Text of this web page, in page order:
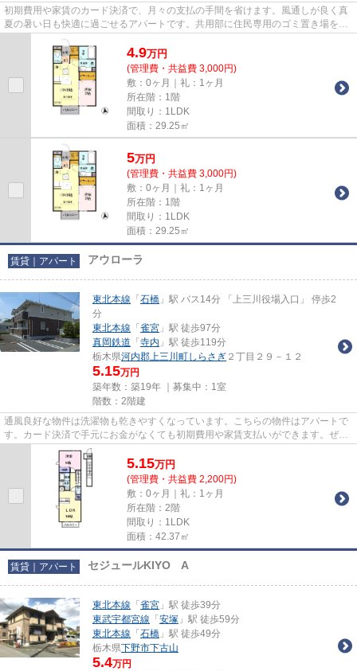
初期費用や家賃のカード決済で、月々の支払の手間を省けます。風通しが良く真
夏の暑い日も快適に過ごせるアパートです。共用部に住民専用のゴミ置き場を備
えているので、面倒なゴミ出...
4.9万円
(管理費・共益費 3,000円)
敷：0ヶ月｜礼：1ヶ月
所在階：1階
間取り：1LDK
面積：29.25㎡
5万円
(管理費・共益費 3,000円)
敷：0ヶ月｜礼：1ヶ月
所在階：1階
間取り：1LDK
面積：29.25㎡
賃貸｜アパート アウローラ
東北本線 「 石橋 」駅 バス14分 「上三川役場入口」 停歩2
分
東北本線 「 雀宮 」駅 徒歩97分
真岡鉄道 「 寺内 」駅 徒歩119分
栃木県河内郡上三川町しらさぎ ２丁目２９－１２
5.15万円
築年数：築19年 ｜募集中： 1室
階数：2階建
通風良好な物件は洗濯物も乾きやすくなっています。こちらの物件はアパートで
す。カード決済で手元にお金がなくても初期費用や家賃支払いができます。ぜひ
一度見ていただきたい、「ア...
5.15万円
(管理費・共益費 2,200円)
敷：0ヶ月｜礼：1ヶ月
所在階：2階
間取り：1LDK
面積：42.37㎡
賃貸｜アパート セジュールKIYO A
東北本線 「 雀宮 」駅 徒歩39分
東武宇都宮線 「 安塚 」駅 徒歩59分
東北本線 「 石橋 」駅 徒歩49分
栃木県下野市下古山
5.4万円